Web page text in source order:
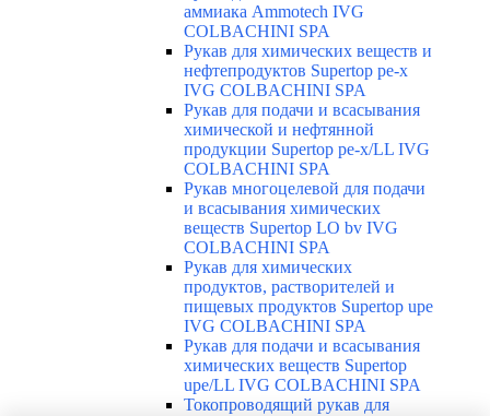
аммиака Ammotech IVG
COLBACHINI SPA
Рукав для химических веществ и
нефтепродуктов Supertop pe-x
IVG COLBACHINI SPA
Рукав для подачи и всасывания
химической и нефтянной
продукции Supertop pe-x/LL IVG
COLBACHINI SPA
Рукав многоцелевой для подачи
и всасывания химических
веществ Supertop LO bv IVG
COLBACHINI SPA
Рукав для химических
продуктов, растворителей и
пищевых продуктов Supertop upe
IVG COLBACHINI SPA
Рукав для подачи и всасывания
химических веществ Supertop
upe/LL IVG COLBACHINI SPA
Токопроводящий рукав для